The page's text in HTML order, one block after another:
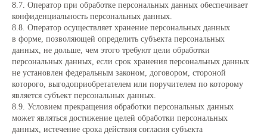
8.7. Оператор при обработке персональных данных обеспечивает
конфиденциальность персональных данных.
8.8. Оператор осуществляет хранение персональных данных
в форме, позволяющей определить субъекта персональных
данных, не дольше, чем этого требуют цели обработки
персональных данных, если срок хранения персональных данных
не установлен федеральным законом, договором, стороной
которого, выгодоприобретателем или поручителем по которому
является субъект персональных данных.
8.9. Условием прекращения обработки персональных данных
может являться достижение целей обработки персональных
данных, истечение срока действия согласия субъекта